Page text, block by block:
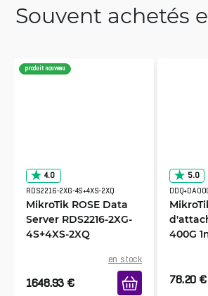
Souvent achetés
produit nouveau
4.0
RDS2216-2XG-4S+4XS-2XQ
MikroTik ROSE Data
Server RDS2216-2XG-
4S+4XS-2XQ
en stock
1648.93 €
5.0
400G
78.20 €